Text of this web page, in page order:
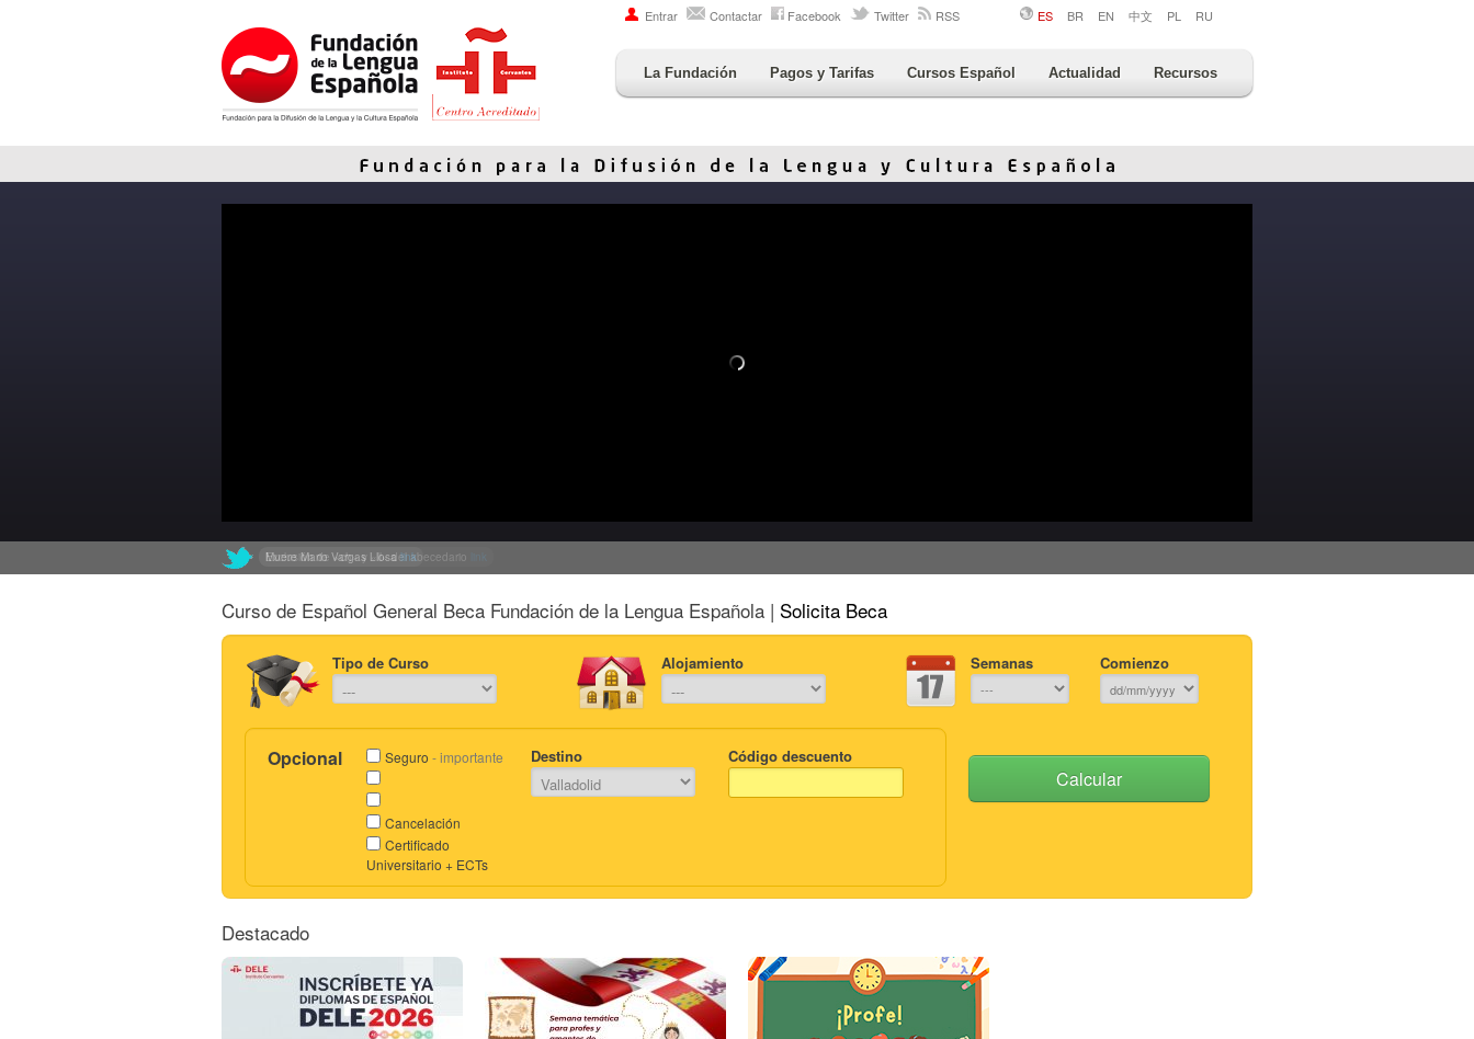
Entrar Contactar Facebook Twitter RSS ES BR EN 中文 PL RU
La Fundación Pagos y Tarifas Cursos Español Actualidad Recursos
Muere Mario Vargas Llosalink
Exclusión de «ch» y «ll» del abecedario link
Curso de Español General Beca Fundación de la Lengua Española | Solicita Beca
Tipo de Curso Alojamiento Semanas Comienzo
Opcional Seguro - importante
Cancelación
Certificado
Universitario + ECTs
Destino Código descuento
Calcular
Destacado